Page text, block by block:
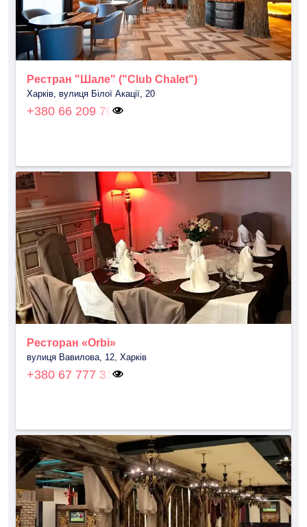
Рестран "Шале" ("Club Chalet")
Харків, вулиця Білої Акації, 20
+380 66 209 70
Ресторан «Orbi»
вулиця Вавилова, 12, Харків
+380 67 777 31